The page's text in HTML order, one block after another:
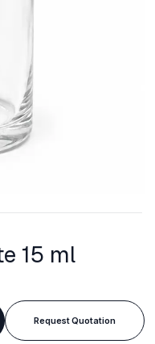
15 ml
Request Quotation